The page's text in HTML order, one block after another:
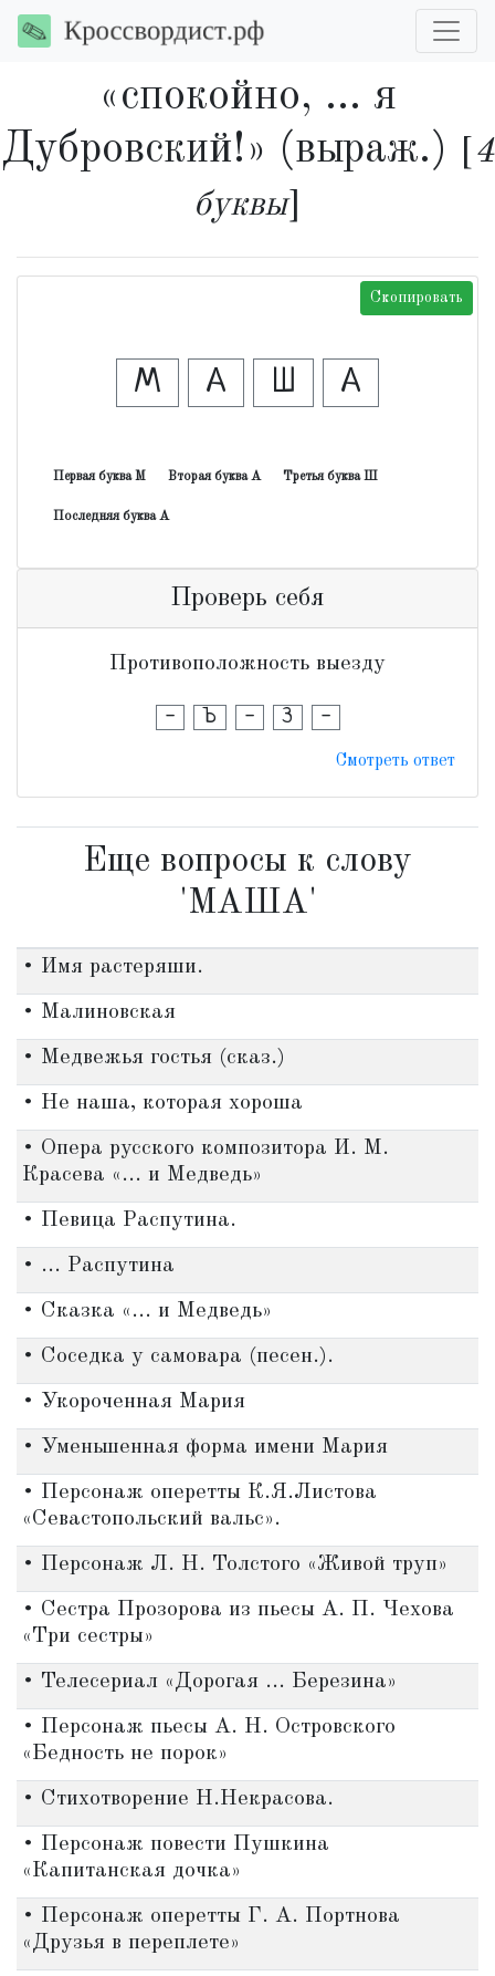
«спокойно, ... я
Дубровский!» (выраж.)
4
буквы]
Скопировать
М А Ш А
Первая буква М Вторая буква А Третья буква Ш
Последняя буква А
Проверь себя
Противоположность выезду
- Ъ - З -
Смотреть ответ
Еще вопросы к слову
'МАША'
• Имя растеряши.
• Малиновская
• Медвежья гостья (сказ.)
• Не наша, которая хороша
• Опера русского композитора И. М.
Красева «... и Медведь»
• Певица Распутина.
• ... Распутина
• Сказка «... и Медведь»
• Соседка у самовара (песен.).
• Укороченная Мария
• Уменьшенная форма имени Мария
• Персонаж оперетты К.Я.Листова
«Севастопольский вальс».
• Персонаж Л. Н. Толстого «Живой труп»
• Сестра Прозорова из пьесы А. П. Чехова
«Три сестры»
• Телесериал «Дорогая ... Березина»
• Персонаж пьесы А. Н. Островского
«Бедность не порок»
• Стихотворение Н.Некрасова.
• Персонаж повести Пушкина
«Капитанская дочка»
• Персонаж оперетты Г. А. Портнова
«Друзья в переплете»